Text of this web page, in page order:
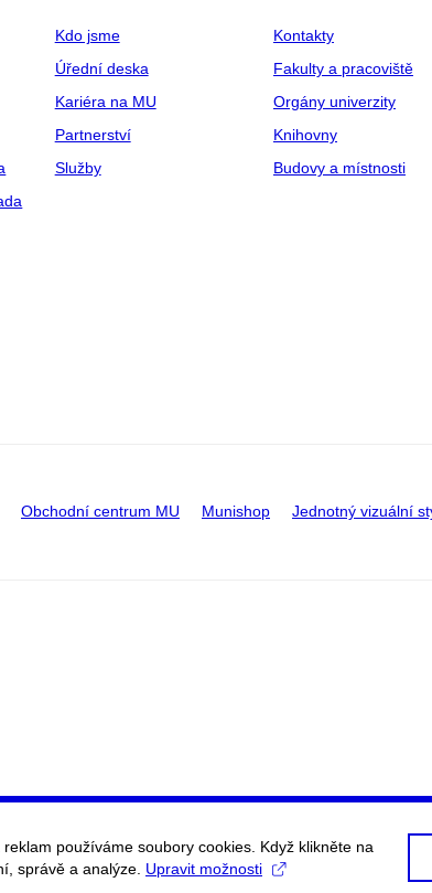
Kdo jsme
Úřední deska
Kariéra na MU
Partnerství
Služby
Kontakty
Fakulty a pracoviště
Orgány univerzity
Knihovny
Budovy a místnosti
Obchodní centrum MU Munishop Jednotný vizuální
používáme soubory cookies. Když klikněte na
správě a analýze. Upravit možnosti